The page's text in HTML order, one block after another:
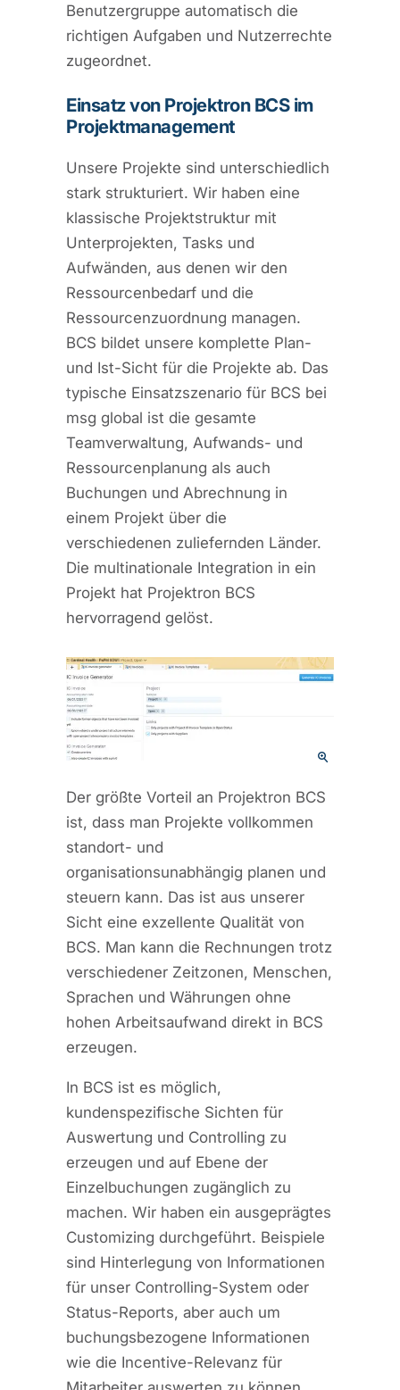
Benutzergruppe automatisch die
richtigen Aufgaben und Nutzerrechte
zugeordnet.
Einsatz von Projektron BCS im
Projektmanagement
Unsere Projekte sind unterschiedlich
stark strukturiert. Wir haben eine
klassische Projektstruktur mit
Unterprojekten, Tasks und
Aufwänden, aus denen wir den
Ressourcenbedarf und die
Ressourcenzuordnung managen.
BCS bildet unsere komplette Plan-
und Ist-Sicht für die Projekte ab. Das
typische Einsatzszenario für BCS bei
msg global ist die gesamte
Teamverwaltung, Aufwands- und
Ressourcenplanung als auch
Buchungen und Abrechnung in
einem Projekt über die
verschiedenen zuliefernden Länder.
Die multinationale Integration in ein
Projekt hat Projektron BCS
hervorragend gelöst.
Der größte Vorteil an Projektron BCS
ist, dass man Projekte vollkommen
standort- und
organisationsunabhängig planen und
steuern kann. Das ist aus unserer
Sicht eine exzellente Qualität von
BCS. Man kann die Rechnungen trotz
verschiedener Zeitzonen, Menschen,
Sprachen und Währungen ohne
hohen Arbeitsaufwand direkt in BCS
erzeugen.
In BCS ist es möglich,
kundenspezifische Sichten für
Auswertung und Controlling zu
erzeugen und auf Ebene der
Einzelbuchungen zugänglich zu
machen. Wir haben ein ausgeprägtes
Customizing durchgeführt. Beispiele
sind Hinterlegung von Informationen
für unser Controlling-System oder
Status-Reports, aber auch um
buchungsbezogene Informationen
wie die Incentive-Relevanz für